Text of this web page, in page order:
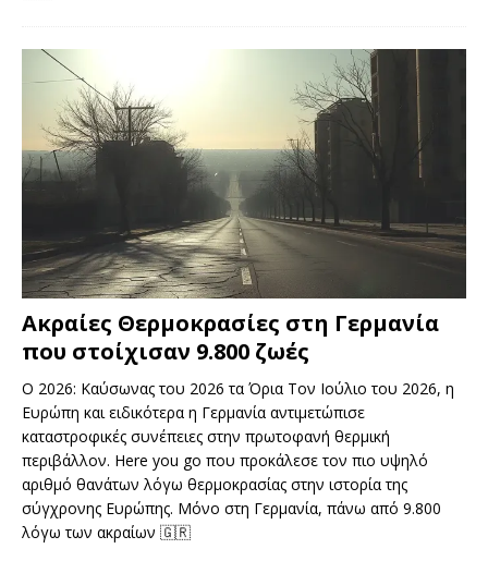
Ακραίες Θερμοκρασίες στη Γερμανία
που στοίχισαν 9.800 ζωές
Ο 2026: Καύσωνας του 2026 τα Όρια Τον Ιούλιο του 2026, η
Ευρώπη και ειδικότερα η Γερμανία αντιμετώπισε
καταστροφικές συνέπειες στην πρωτοφανή θερμική
περιβάλλον. Here you go που προκάλεσε τον πιο υψηλό
αριθμό θανάτων λόγω θερμοκρασίας στην ιστορία της
σύγχρονης Ευρώπης. Μόνο στη Γερμανία, πάνω από 9.800
λόγω των ακραίων 🇬🇷